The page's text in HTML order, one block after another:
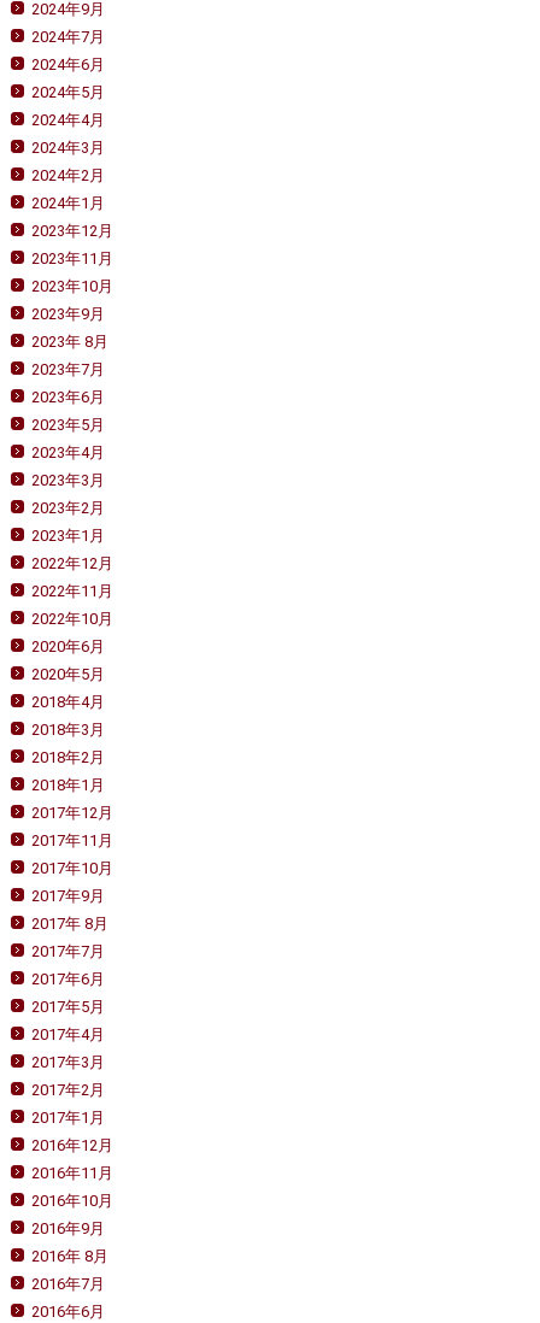
2024年9月
2024年7月
2024年6月
2024年5月
2024年4月
2024年3月
2024年2月
2024年1月
2023年12月
2023年11月
2023年10月
2023年9月
2023年 8月
2023年7月
2023年6月
2023年5月
2023年4月
2023年3月
2023年2月
2023年1月
2022年12月
2022年11月
2022年10月
2020年6月
2020年5月
2018年4月
2018年3月
2018年2月
2018年1月
2017年12月
2017年11月
2017年10月
2017年9月
2017年 8月
2017年7月
2017年6月
2017年5月
2017年4月
2017年3月
2017年2月
2017年1月
2016年12月
2016年11月
2016年10月
2016年9月
2016年 8月
2016年7月
2016年6月